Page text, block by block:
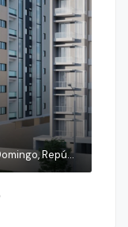
Calle General Cambiaso 10, Santo Domingo, República Dominicana